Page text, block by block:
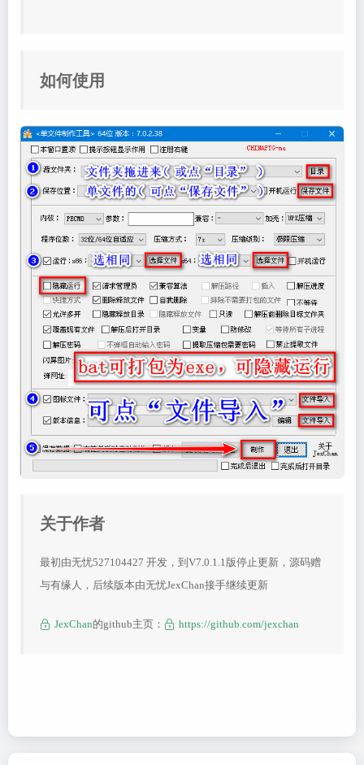
如何使用
关于作者
最初由无忧527104427 开发，到V7.0.1.1版停止更新，源码赠
与有缘人，后续版本由无忧JexChan接手继续更新
JexChan的github主页： https://github.com/jexchan